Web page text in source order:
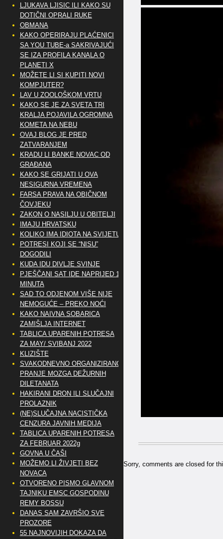
Sorry, comments are closed for
LJUKAVA LJISIC ILI KAKO SU
DOTIČNI OPRALI RUKE
OBMANA
KAKO OPERIRAJU PLAĆENICI
SA YOU TUBE-a SAKRIVAJUĆI
SE IZA PROFILA KANALA O
PLANETI X
MOŽETE LI SI KUPITI NOVI
KOMPJUTER?
LAV U ZOOLOŠKOM VRTU
KAKO SE JE ZA SVETA TRI
KRALJA POJAVILA OGROMNA
KOMETA NA NEBU
OVAJ BLOG JE PRED
ZATVARANJEM
KRADU LI BANKE NOVAC OD
GRAĐANA
KAKO SE GRIJATI U OVA
NESIGURNA VREMENA
FARSA PRAVA NA OBIČNOM
ČOVJEKU
ZAKON O NASILJU U OBITELJI
IMAJU HRVATSKU
KOLIKO IMA IDIOTA NA SVIJETU?
POTRESI KOJI SE “NISU”
DOGODILI
KUDA IDU DIVLJE SVINJE
PJEŠČANI SAT IDE NAPRIJED 10
MINUTA
SAD TO ODJENOM VIŠE NIJE
NEMOGUĆE – PREKO NOĆI
KAKO NAIVNA SOBARICA
ZAMIŠLJA INTERNET
TABLICA UPARENIH POTRESA
ZA MAY/ SVIBANJ 2022
KLIZIŠTE
SVAKODNEVNO ORGANIZIRANO
PRANJE MOZGA DEŽURNIH
DILETANATA
HAKIRANI DRON ILI SLUČAJNI
PROLAZNIK
(NE)SLUČAJNA NACISTIČKA
CENZURA JAVNIH MEDIJA
TABLICA UPARENIH POTRESA
ZA FEBRUAR 2022g
GOVNA U ČAŠI
MOŽEMO LI ŽIVJETI BEZ
NOVACA
OTVORENO PISMO GLAVNOM
TAJNIKU EMSC GOSPODINU
REMY BOSSU
DANAS SAM ZAVRŠIO SVE
PROZORE
55 NAJNOVIJIH DOKAZA DA